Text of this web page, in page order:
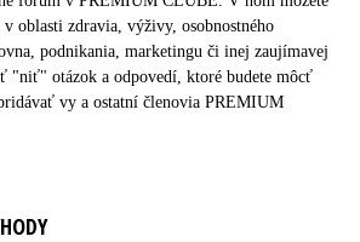
oblasti zdravia, výživy, osobnostného
podnikania, marketingu či inej zaujímavej
"niť" otázok a odpovedí, ktoré budete môcť
vy a ostatní členovia PREMIUM